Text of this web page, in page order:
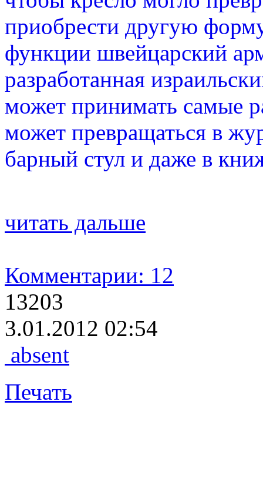
приобрести другую
функции швейцарский
разработанная
может принимать самые
может превращаться в
барный стул и даже в
читать дальше
Комментарии: 12
13203
3.01.2012 02:54
absent
Печать